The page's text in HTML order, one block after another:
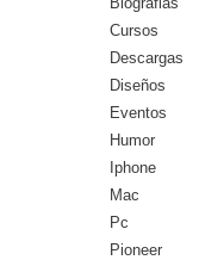
Cursos
Descargas
Diseños
Eventos
Humor
Iphone
Mac
Pc
Pioneer